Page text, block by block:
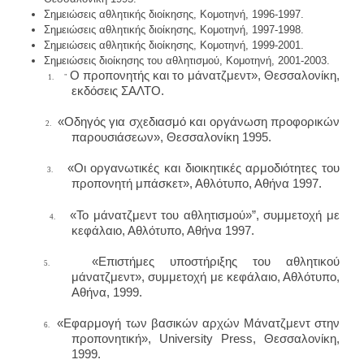
Σημειώσεις αθλητικής διοίκησης, Κομοτηνή, 1996-1997.
Σημειώσεις αθλητικής διοίκησης, Κομοτηνή, 1997-1998.
Σημειώσεις αθλητικής διοίκησης, Κομοτηνή, 1999-2001.
Σημειώσεις διοίκησης του αθλητισμού, Κομοτηνή, 2001-2003.
1. " O προπονητής και το μάνατζμεντ», Θεσσαλονίκη,
εκδόσεις ΣΑΛΤΟ.
2. «Οδηγός για σχεδιασμό και οργάνωση προφορικών
παρουσιάσεων», Θεσσαλονίκη 1995.
3. «Οι οργανωτικές και διοικητικές αρμοδιότητες του
προπονητή μπάσκετ», Αθλότυπο, Αθήνα 1997.
4.«Το μάνατζμεντ του αθλητισμού»”, συμμετοχή με
κεφάλαιο, Αθλότυπο, Αθήνα 1997.
5. «Επιστήμες υποστήριξης του αθλητικού
μάνατζμεντ», συμμετοχή με κεφάλαιο, Αθλότυπο,
Αθήνα, 1999.
6.«Εφαρμογή των βασικών αρχών Μάνατζμεντ στην
προπονητική», University Press, Θεσσαλονίκη,
1999.